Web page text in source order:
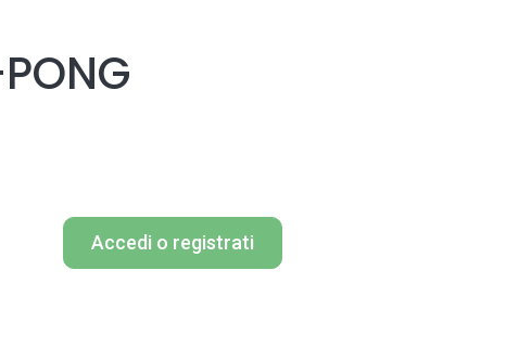
Accedi o registrati